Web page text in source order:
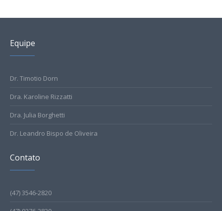
Equipe
Dr. Timotio Dorn
Dra. Karoline Rizzatti
Dra. Julia Borghetti
Dr. Leandro Bispo de Oliveira
Contato
(47) 3546-2820